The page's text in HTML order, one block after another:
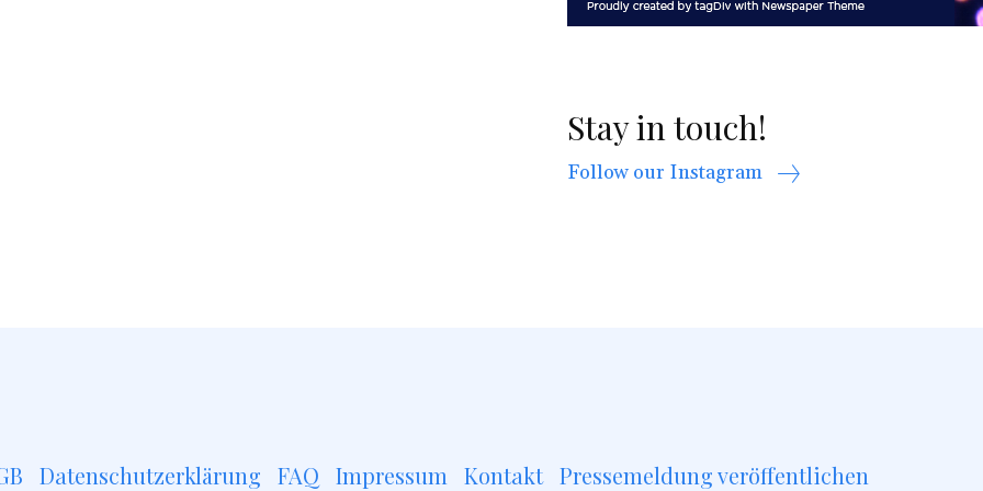
Stay in touch!
Follow our Instagram
Datenschutzerklärung FAQ Impressum Kontakt Pressemeldung veröffentlichen